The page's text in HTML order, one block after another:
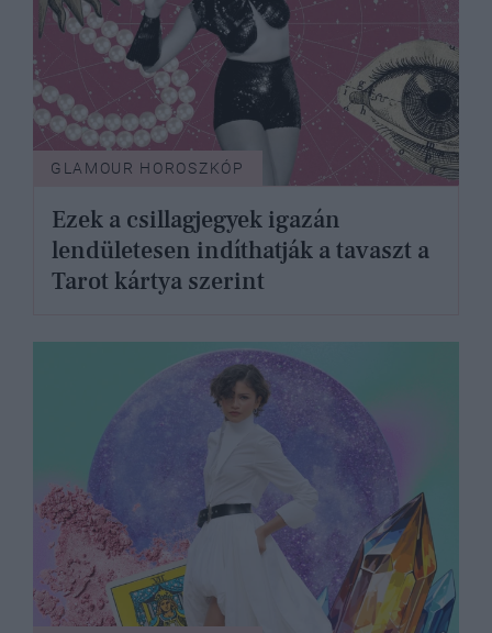
GLAMOUR HOROSZKÓP
Ezek a csillagjegyek igazán
lendületesen indíthatják a tavaszt a
Tarot kártya szerint